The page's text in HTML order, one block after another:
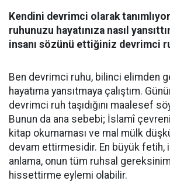
Kendini devrimci olarak
ruhunuzu hayatınıza nasıl
insanı sözünü ettiğiniz devrimci
Ben devrimci ruhu, bilinci elimden
hayatıma yansıtmaya çalıştım.
devrimci ruh taşıdığını maalesef
Bunun da ana sebebi; İslamî
kitap okumaması ve mal mülk
devam ettirmesidir. En büyük fetih,
anlama, onun tüm ruhsal
hissettirme eylemi olabilir.